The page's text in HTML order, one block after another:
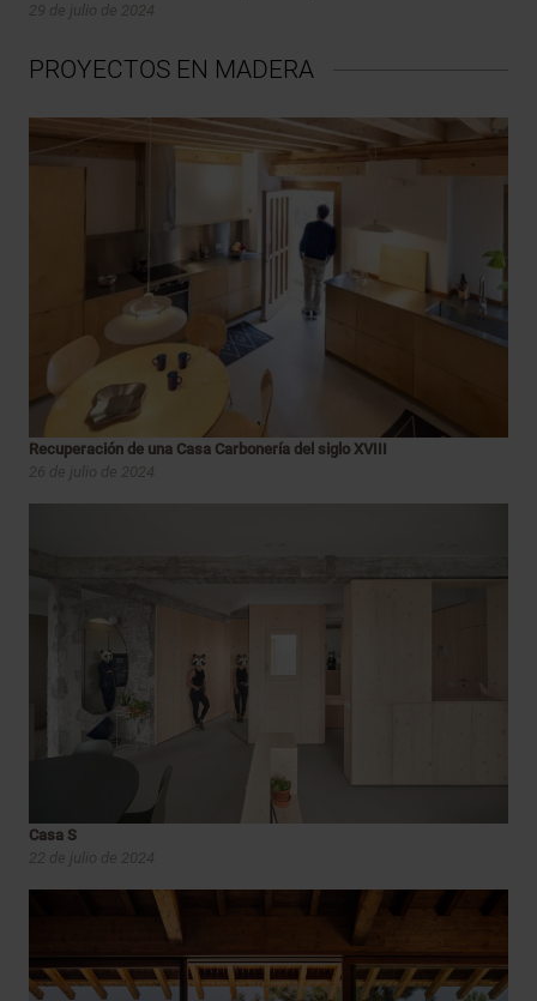
29 de julio de 2024
PROYECTOS EN MADERA
Recuperación de una Casa Carbonería del siglo XVIII
26 de julio de 2024
Casa S
22 de julio de 2024